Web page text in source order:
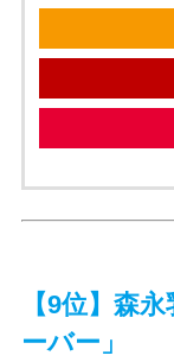
【9位】森
ーバー」